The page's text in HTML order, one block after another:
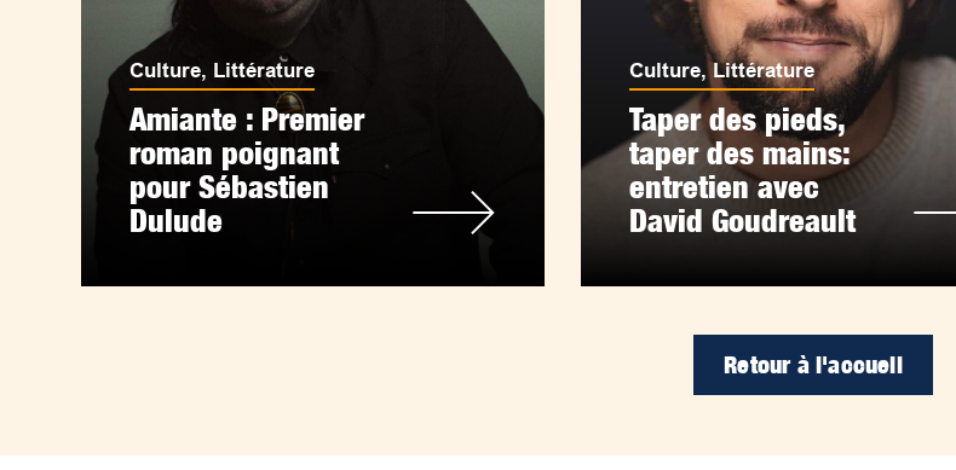
Culture, Littérature
Amiante : Premier
roman poignant
pour Sébastien
Dulude
Culture, Littérature
Taper des pieds,
taper des mains:
entretien avec
David Goudreault
Retour à l'accueil